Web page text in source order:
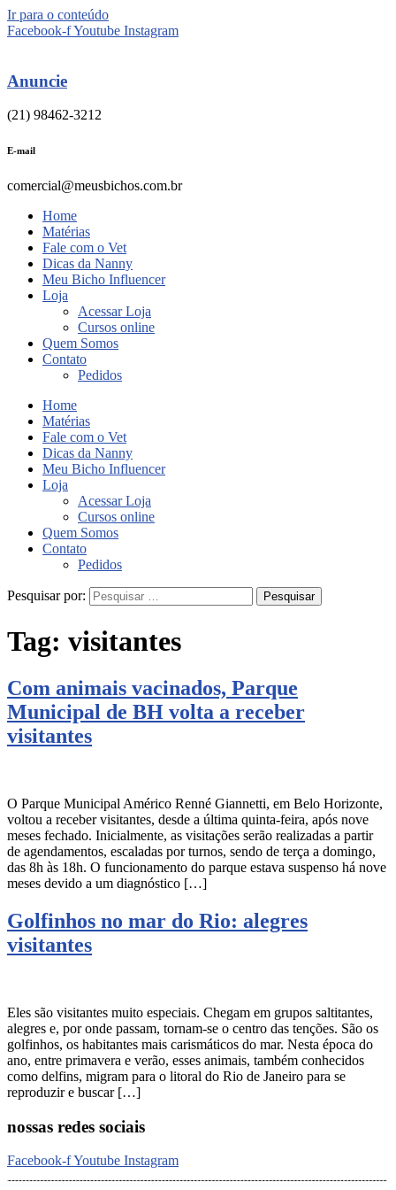
Ir para o conteúdo
Facebook-fYoutube Instagram
Anuncie
(21) 98462-3212
E-mail
comercial@meusbichos.com.br
Home
Matérias
Fale com o Vet
Dicas da Nanny
Meu Bicho Influencer
Loja
Acessar Loja
Cursos online
Quem Somos
Contato
Pedidos
Home
Matérias
Fale com o Vet
Dicas da Nanny
Meu Bicho Influencer
Loja
Acessar Loja
Cursos online
Quem Somos
Contato
Pedidos
Pesquisar por:
Tag: visitantes
Com animais vacinados, Parque
Municipal de BH volta a receber
visitantes
O Parque Municipal Américo Renné Giannetti, em Belo Horizonte,
voltou a receber visitantes, desde a última quinta-feira, após nove
meses fechado. Inicialmente, as visitações serão realizadas a partir
de agendamentos, escaladas por turnos, sendo de terça a domingo,
das 8h às 18h. O funcionamento do parque estava suspenso há nove
meses devido a um diagnóstico […]
Golfinhos no mar do Rio: alegres
visitantes
Eles são visitantes muito especiais. Chegam em grupos saltitantes,
alegres e, por onde passam, tornam-se o centro das tenções. São os
golfinhos, os habitantes mais carismáticos do mar. Nesta época do
ano, entre primavera e verão, esses animais, também conhecidos
como delfins, migram para o litoral do Rio de Janeiro para se
reproduzir e buscar […]
nossas redes sociais
Facebook-fYoutube Instagram